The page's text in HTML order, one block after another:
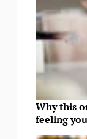
Why this
feeling